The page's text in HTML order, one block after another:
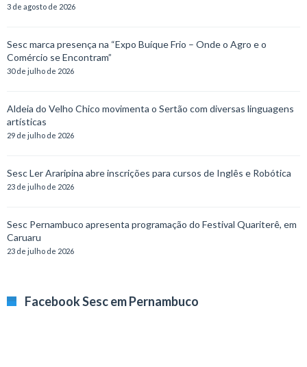
3 de agosto de 2026
Sesc marca presença na “Expo Buíque Frio – Onde o Agro e o
Comércio se Encontram”
30 de julho de 2026
Aldeia do Velho Chico movimenta o Sertão com diversas linguagens
artísticas
29 de julho de 2026
Sesc Ler Araripina abre inscrições para cursos de Inglês e Robótica
23 de julho de 2026
Sesc Pernambuco apresenta programação do Festival Quariterê, em
Caruaru
23 de julho de 2026
Facebook Sesc em Pernambuco